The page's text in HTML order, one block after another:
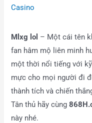
Casino
Mlxg lol – Một cái tên
fan hâm mộ liên minh
một thời nổi tiếng với
mực cho mọi người đi
thành tích và chiến
Tân thủ hãy cùng
này nhé.